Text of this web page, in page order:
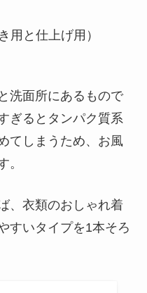
用と仕上げ用）
洗面所にあるもので
ぎるとタンパク質系
てしまうため、お風
。
、衣類のおしゃれ着
すいタイプを1本そろ